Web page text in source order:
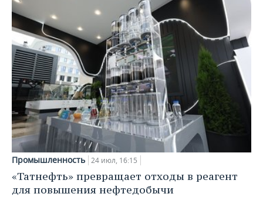
Промышленность 24 июл, 16:15
«Татнефть» превращает отходы в реагент
для повышения нефтедобычи